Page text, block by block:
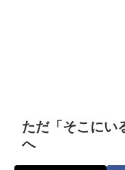
ただ「そこにい
へ